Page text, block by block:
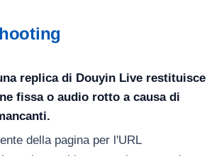
replica di Douyin Live restituisce
fissa o audio rotto a causa di
della pagina per l'URL